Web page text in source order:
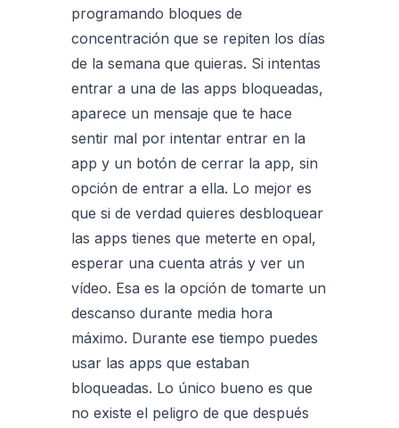
programando bloques de
concentración que se repiten los días
de la semana que quieras. Si intentas
entrar a una de las apps bloqueadas,
aparece un mensaje que te hace
sentir mal por intentar entrar en la
app y un botón de cerrar la app, sin
opción de entrar a ella. Lo mejor es
que si de verdad quieres desbloquear
las apps tienes que meterte en opal,
esperar una cuenta atrás y ver un
vídeo. Esa es la opción de tomarte un
descanso durante media hora
máximo. Durante ese tiempo puedes
usar las apps que estaban
bloqueadas. Lo único bueno es que
no existe el peligro de que después